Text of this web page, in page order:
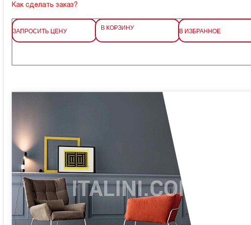
Как сделать заказ?
ЗАПРОСИТЬ ЦЕНУ В КОРЗИНУ В ИЗБРАННОЕ